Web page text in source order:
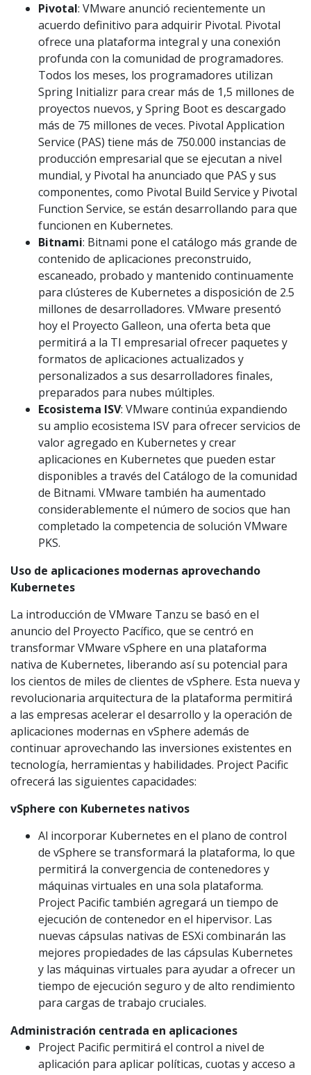
Pivotal: VMware anunció recientemente un
acuerdo definitivo para adquirir Pivotal. Pivotal
ofrece una plataforma integral y una conexión
profunda con la comunidad de programadores.
Todos los meses, los programadores utilizan
Spring Initializr para crear más de 1,5 millones de
proyectos nuevos, y Spring Boot es descargado
más de 75 millones de veces. Pivotal Application
Service (PAS) tiene más de 750.000 instancias de
producción empresarial que se ejecutan a nivel
mundial, y Pivotal ha anunciado que PAS y sus
componentes, como Pivotal Build Service y Pivotal
Function Service, se están desarrollando para que
funcionen en Kubernetes.
Bitnami: Bitnami pone el catálogo más grande de
contenido de aplicaciones preconstruido,
escaneado, probado y mantenido continuamente
para clústeres de Kubernetes a disposición de 2.5
millones de desarrolladores. VMware presentó
hoy el Proyecto Galleon, una oferta beta que
permitirá a la TI empresarial ofrecer paquetes y
formatos de aplicaciones actualizados y
personalizados a sus desarrolladores finales,
preparados para nubes múltiples.
Ecosistema ISV: VMware continúa expandiendo
su amplio ecosistema ISV para ofrecer servicios de
valor agregado en Kubernetes y crear
aplicaciones en Kubernetes que pueden estar
disponibles a través del Catálogo de la comunidad
de Bitnami. VMware también ha aumentado
considerablemente el número de socios que han
completado la competencia de solución VMware
PKS.
Uso de aplicaciones modernas aprovechando
Kubernetes
La introducción de VMware Tanzu se basó en el
anuncio del Proyecto Pacífico, que se centró en
transformar VMware vSphere en una plataforma
nativa de Kubernetes, liberando así su potencial para
los cientos de miles de clientes de vSphere. Esta nueva y
revolucionaria arquitectura de la plataforma permitirá
a las empresas acelerar el desarrollo y la operación de
aplicaciones modernas en vSphere además de
continuar aprovechando las inversiones existentes en
tecnología, herramientas y habilidades. Project Pacific
ofrecerá las siguientes capacidades:
vSphere con Kubernetes nativos
Al incorporar Kubernetes en el plano de control
de vSphere se transformará la plataforma, lo que
permitirá la convergencia de contenedores y
máquinas virtuales en una sola plataforma.
Project Pacific también agregará un tiempo de
ejecución de contenedor en el hipervisor. Las
nuevas cápsulas nativas de ESXi combinarán las
mejores propiedades de las cápsulas Kubernetes
y las máquinas virtuales para ayudar a ofrecer un
tiempo de ejecución seguro y de alto rendimiento
para cargas de trabajo cruciales.
Administración centrada en aplicaciones
Project Pacific permitirá el control a nivel de
aplicación para aplicar políticas, cuotas y acceso a